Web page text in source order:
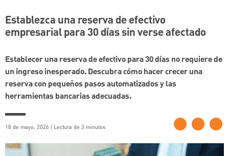
Establezca una reserva de efectivo
empresarial para 30 días sin verse afectado
Establecer una reserva de efectivo para 30 días no requiere de
un ingreso inesperado. Descubra cómo hacer crecer una
reserva con pequeños pasos automatizados y las
herramientas bancarias adecuadas.
18 de mayo, 2026 | Lectura de 3 minutos